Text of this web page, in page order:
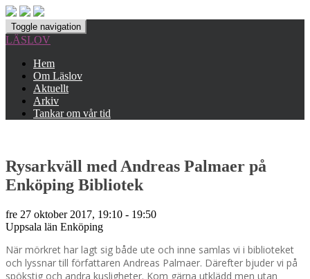
Toggle navigation
LÄSLOV
Hem
Om Läslov
Aktuellt
Arkiv
Tankar om vår tid
Rysarkväll med Andreas Palmaer på
Enköping Bibliotek
fre 27 oktober 2017, 19:10 - 19:50
Uppsala län Enköping
När mörkret har lagt sig både ute och inne samlas vi i biblioteket
och lyssnar till författaren Andreas Palmaer. Därefter bjuder vi på
spökstig och andra kusligheter. Kom gärna utklädd men utan